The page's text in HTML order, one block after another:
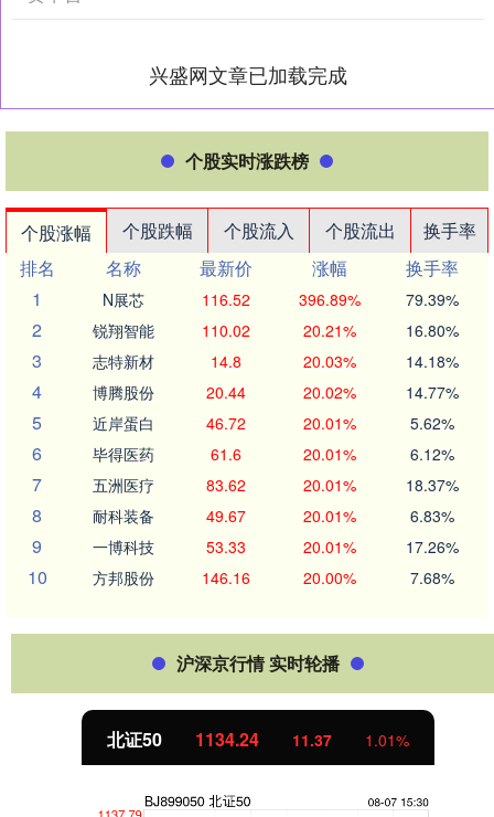
兴盛网文章已加载完成
个股实时涨跌榜
个股涨幅 个股跌幅 个股流入 个股流出
换手率
排名
名称 最新价 涨幅
换手率
1
N展芯 116.52 396.89% 79.39%
2 锐翔智能 110.02 20.21% 16.80%
3 志特新材 14.8 20.03% 14.18%
4 博腾股份 20.44 20.02% 14.77%
5 近岸蛋白 46.72 20.01% 5.62%
6 毕得医药 61.6 20.01% 6.12%
7 五洲医疗 83.62 20.01% 18.37%
8 耐科装备 49.67 20.01% 6.83%
9 一博科技 53.33 20.01% 17.26%
10 方邦股份 146.16 20.00% 7.68%
沪深京行情 实时轮播
北证50 1134.24 11.37 1.01%